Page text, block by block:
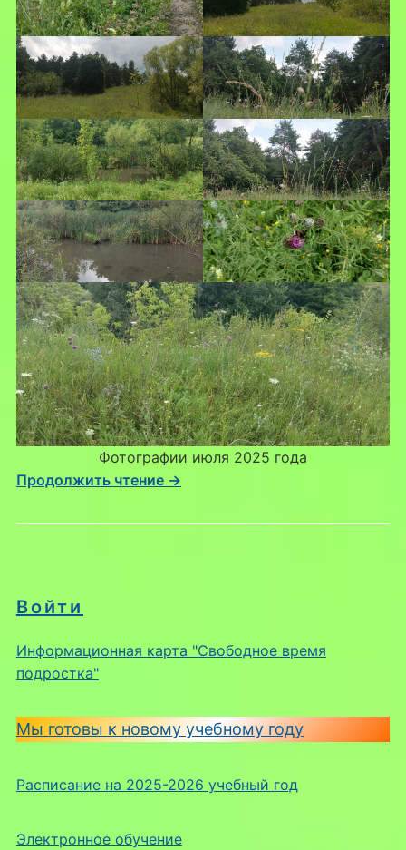
Войти
Информационная карта "Свободное время
подростка"
Мы готовы к новому учебному году
Расписание на 2025-2026 учебный год
Электронное обучение
Фотографии июля 2025 года
Продолжить чтение →